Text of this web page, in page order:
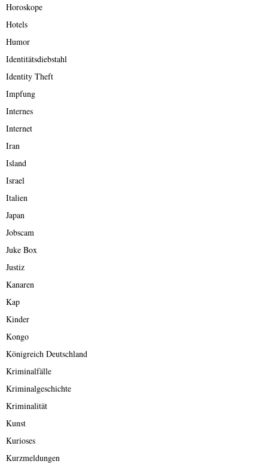
Horoskope
Hotels
Humor
Identitätsdiebstahl
Identity Theft
Impfung
Internes
Internet
Iran
Island
Israel
Italien
Japan
Jobscam
Juke Box
Justiz
Kanaren
Kap
Kinder
Kongo
Königreich Deutschland
Kriminalfälle
Kriminalgeschichte
Kriminalität
Kunst
Kurioses
Kurzmeldungen